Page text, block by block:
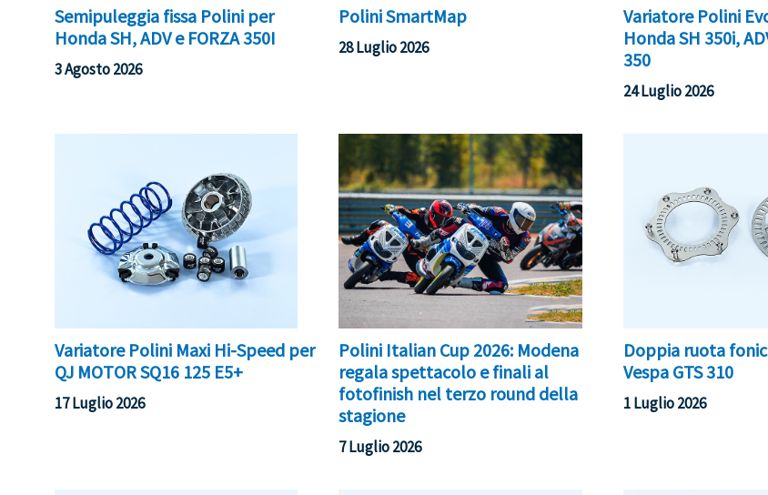
Semipuleggia fissa Polini per
Honda SH, ADV e FORZA 350I
3 Agosto 2026
Polini SmartMap
28 Luglio 2026
Variatore Polini
Honda SH 350i,
350
24 Luglio 2026
Variatore Polini Maxi Hi-Speed per
QJ MOTOR SQ16 125 E5+
17 Luglio 2026
Polini Italian Cup 2026: Modena
regala spettacolo e finali al
fotofinish nel terzo round della
stagione
7 Luglio 2026
Doppia ruota
Vespa GTS 310
1 Luglio 2026